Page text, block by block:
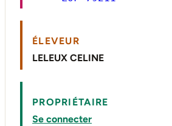
ÉLEVEUR
LELEUX CELINE
PROPRIÉTAIRE
Se connecter